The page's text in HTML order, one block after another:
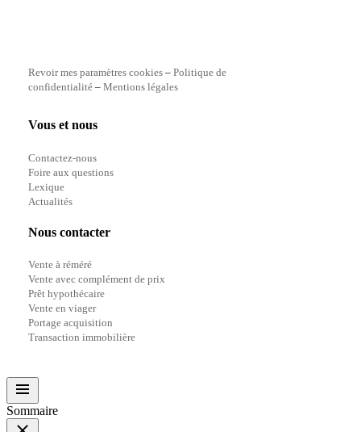
Revoir mes paramètres cookies– Politique de
confidentialité – Mentions légales
Vous et nous
Contactez-nous
Foire aux questions
Lexique
Actualités
Nous contacter
Vente à réméré
Vente avec complément de prix
Prêt hypothécaire
Vente en viager
Portage acquisition
Transaction immobilière
Sommaire